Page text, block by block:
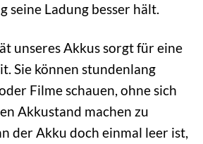
seine Ladung besser hält.
unseres Akkus sorgt für eine
Sie können stundenlang
Filme schauen, ohne sich
Akkustand machen zu
der Akku doch einmal leer ist,